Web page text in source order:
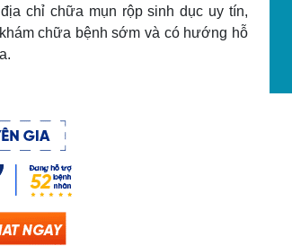
chỉ chữa mụn rộp sinh dục uy tín,
chữa bệnh sớm và có hướng hỗ